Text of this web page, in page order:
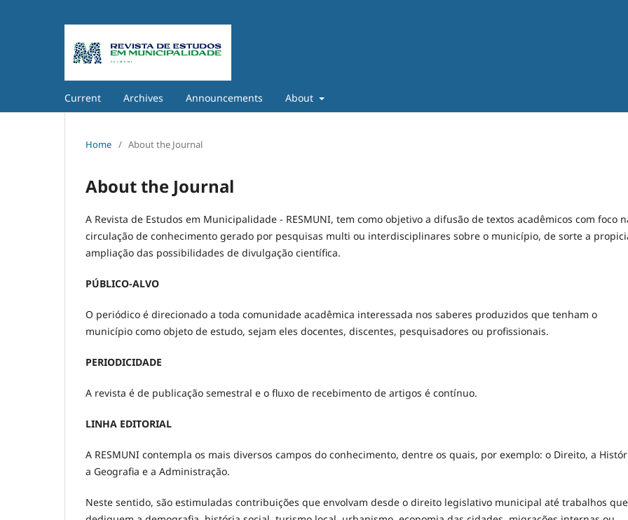
Current Archives Announcements About
Home / About the Journal
About the Journal
A Revista de Estudos em Municipalidade - RESMUNI, tem como objetivo a difusão de textos acadêmicos com foco
circulação de conhecimento gerado por pesquisas multi ou interdisciplinares sobre o município, de sorte a
ampliação das possibilidades de divulgação científica.
PÚBLICO-ALVO
O periódico é direcionado a toda comunidade acadêmica interessada nos saberes produzidos que tenham o
município como objeto de estudo, sejam eles docentes, discentes, pesquisadores ou profissionais.
PERIODICIDADE
A revista é de publicação semestral e o fluxo de recebimento de artigos é contínuo.
LINHA EDITORIAL
A RESMUNI contempla os mais diversos campos do conhecimento, dentre os quais, por exemplo: o Direito, a
a Geografia e a Administração.
Neste sentido, são estimuladas contribuições que envolvam desde o direito legislativo municipal até trabalhos